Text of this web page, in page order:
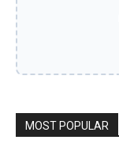
MOST POPULAR